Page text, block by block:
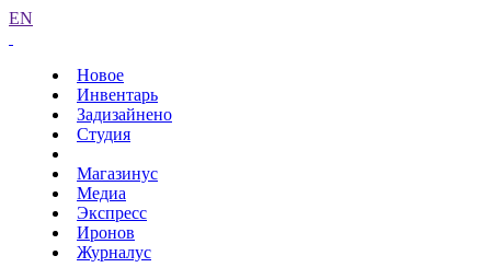
EN
Новое
Инвентарь
Задизайнено
Студия
Магазинус
Медиа
Экспресс
Иронов
Журналус